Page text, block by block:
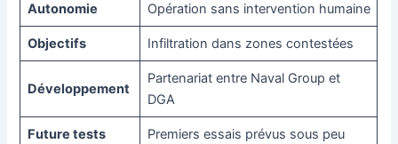
Autonomie Opération sans intervention humaine
Objectifs Infiltration dans zones contestées
Développement
Partenariat entre Naval Group et
DGA
Future tests Premiers essais prévus sous peu